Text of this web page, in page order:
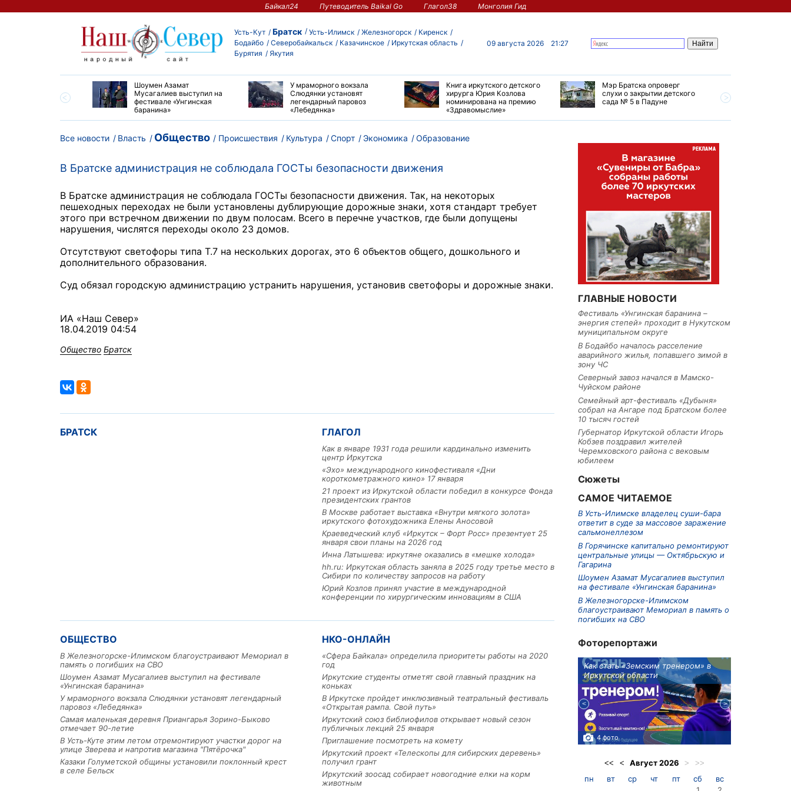
Байкал24 Путеводитель Baikal Go Глагол38 Монголия Гид
Усть-Кут Братск Усть-Илимск Железногорск
Киренск
Бодайбо
Северобайкальск Казачинское
Иркутская область
Бурятия
Якутия
09 августа 2026 21:27
свой высокий
на конгрессе в
Шоумен Азамат
Мусагалиев выступил на
фестивале «Унгинская
баранина»
У мраморного вокзала
Слюдянки установят
легендарный паровоз
«Лебедянка»
Книга иркутского детского
хирурга Юрия Козлова
номинирована на премию
«Здравомыслие»
Мэр Братска опроверг
слухи о закрытии детского
сада № 5 в Падуне
Все новости Власть Общество Происшествия Культура Спорт Экономика Образование
В Братске администрация не соблюдала ГОСТы безопасности движения
В Братске администрация не соблюдала ГОСТы безопасности движения. Так, на некоторых
пешеходных переходах не были установлены дублирующие дорожные знаки, хотя стандарт требует
этого при встречном движении по двум полосам. Всего в перечне участков, где были допущены
нарушения, числятся переходы около 23 домов.
Отсутствуют светофоры типа Т.7 на нескольких дорогах, это 6 объектов общего, дошкольного и
дополнительного образования.
Суд обязал городскую администрацию устранить нарушения, установив светофоры и дорожные знаки.
ИА «Наш Север»
18.04.2019 04:54
Общество Братск
БРАТСК ГЛАГОЛ
Как в январе 1931 года решили кардинально изменить
центр Иркутска
«Эхо» международного кинофестиваля «Дни
короткометражного кино» 17 января
21 проект из Иркутской области победил в конкурсе Фонда
президентских грантов
В Москве работает выставка «Внутри мягкого золота»
иркутского фотохудожника Елены Аносовой
Краеведческий клуб «Иркутск – Форт Росс» презентует 25
января свои планы на 2026 год
Инна Латышева: иркутяне оказались в «мешке холода»
hh.ru: Иркутская область заняла в 2025 году третье место в
Сибири по количеству запросов на работу
Юрий Козлов принял участие в международной
конференции по хирургическим инновациям в США
ОБЩЕСТВО
В Железногорске-Илимском благоустраивают Мемориал в
память о погибших на СВО
Шоумен Азамат Мусагалиев выступил на фестивале
«Унгинская баранина»
У мраморного вокзала Слюдянки установят легендарный
паровоз «Лебедянка»
Самая маленькая деревня Приангарья Зорино-Быково
отмечает 90-летие
В Усть-Куте этим летом отремонтируют участки дорог на
улице Зверева и напротив магазина "Пятёрочка"
Казаки Голуметской общины установили поклонный крест
в селе Бельск
НКО-ОНЛАЙН
«Сфера Байкала» определила приоритеты работы на 2020
год
Иркутские студенты отметят свой главный праздник на
коньках
В Иркутске пройдет инклюзивный театральный фестиваль
«Открытая рампа. Свой путь»
Иркутский союз библиофилов открывает новый сезон
публичных лекций 25 января
Приглашение посмотреть на комету
Иркутский проект «Телескопы для сибирских деревень»
получил грант
Иркутский зоосад собирает новогодние елки на корм
животным
ГЛАВНЫЕ НОВОСТИ
Фестиваль «Унгинская баранина –
энергия степей» проходит в Нукутском
муниципальном округе
В Бодайбо началось расселение
аварийного жилья, попавшего зимой в
зону ЧС
Северный завоз начался в Мамско-
Чуйском районе
Семейный арт-фестиваль «Дубыня»
собрал на Ангаре под Братском более
10 тысяч гостей
Губернатор Иркутской области Игорь
Кобзев поздравил жителей
Черемховского района с вековым
юбилеем
Сюжеты
САМОЕ ЧИТАЕМОЕ
В Усть-Илимске владелец суши-бара
ответит в суде за массовое заражение
сальмонеллезом
В Горячинске капитально ремонтируют
центральные улицы — Октябрьскую и
Гагарина
Шоумен Азамат Мусагалиев выступил
на фестивале «Унгинская баранина»
В Железногорске-Илимском
благоустраивают Мемориал в память о
погибших на СВО
Фоторепортажи
рублей получит
машиностроительное предприятие
из Иркутской области
3 фото
Как стать «Земским тренером» в
Иркутской области
4 фото
<< < Август2026 > >>
пн вт ср чт пт сб
вс